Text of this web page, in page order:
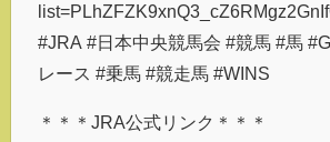
#JRA #日本中央競馬会 #競馬 #馬
レース #乗馬 #競走馬 #WINS
＊＊＊JRA公式リンク＊＊＊